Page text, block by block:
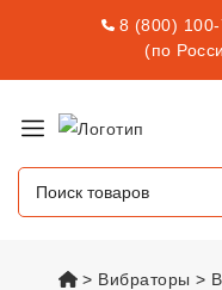
8 (800)
(по
vsexshop.ru
Вибраторы